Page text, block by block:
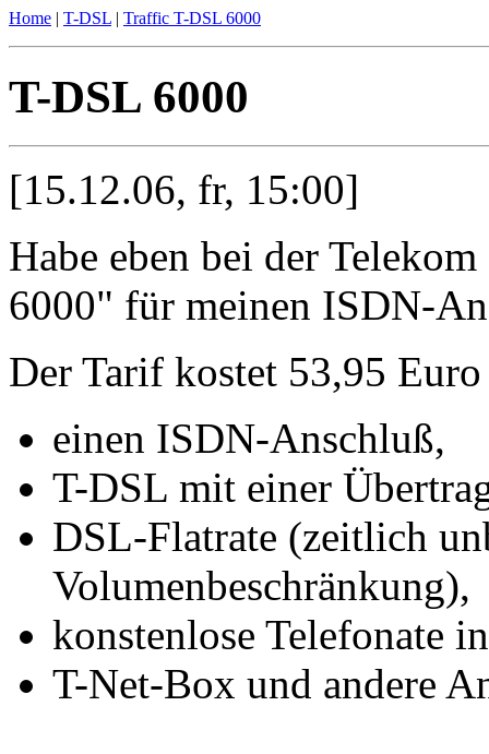
Home | T-DSL | Traffic T-DSL 6000
T-DSL 6000
[15.12.06, fr, 15:00]
Habe eben bei der
6000" für meinen ISDN-
Der Tarif kostet 53,95
einen ISDN-Anschluß,
T-DSL mit einer
DSL-Flatrate (zeitlich
Volumenbeschränkung),
konstenlose Telefonate
T-Net-Box und andere